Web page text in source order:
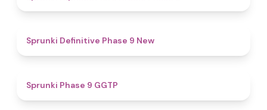
Sprunki Definitive Phase 9 New
Sprunki Phase 9 GGTP